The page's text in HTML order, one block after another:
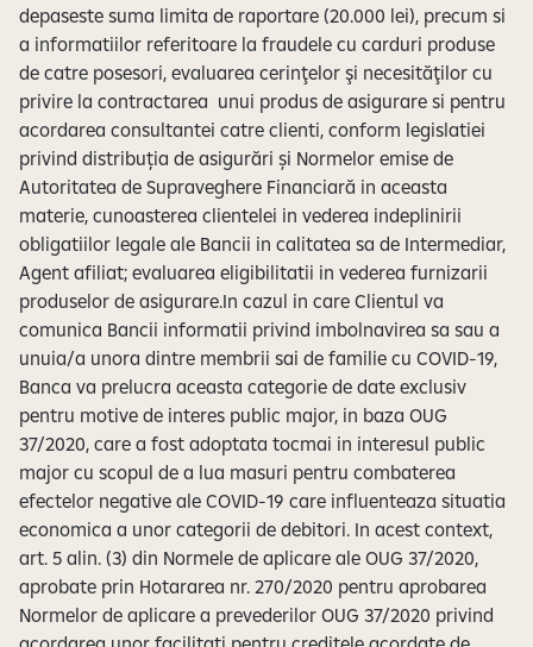
depaseste suma limita de raportare (20.000 lei), precum si
a informatiilor referitoare la fraudele cu carduri produse
de catre posesori, evaluarea cerinţelor şi necesităţilor cu
privire la contractarea unui produs de asigurare si pentru
acordarea consultantei catre clienti, conform legislatiei
privind distribuția de asigurări și Normelor emise de
Autoritatea de Supraveghere Financiară in aceasta
materie, cunoasterea clientelei in vederea indeplinirii
obligatiilor legale ale Bancii in calitatea sa de Intermediar,
Agent afiliat; evaluarea eligibilitatii in vederea furnizarii
produselor de asigurare.In cazul in care Clientul va
comunica Bancii informatii privind imbolnavirea sa sau a
unuia/a unora dintre membrii sai de familie cu COVID-19,
Banca va prelucra aceasta categorie de date exclusiv
pentru motive de interes public major, in baza OUG
37/2020, care a fost adoptata tocmai in interesul public
major cu scopul de a lua masuri pentru combaterea
efectelor negative ale COVID-19 care influenteaza situatia
economica a unor categorii de debitori. In acest context,
art. 5 alin. (3) din Normele de aplicare ale OUG 37/2020,
aprobate prin Hotararea nr. 270/2020 pentru aprobarea
Normelor de aplicare a prevederilor OUG 37/2020 privind